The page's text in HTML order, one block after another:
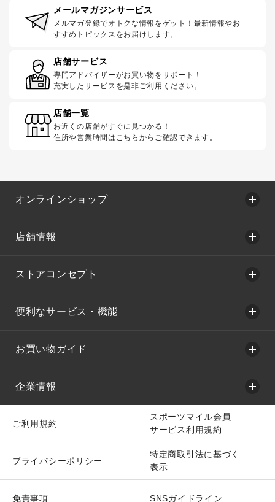
メールマガジンサービス
メルマガ登録でオトクな情報をゲット！最新情報やお
すすめトピックスをお届けします。
店舗サービス
専門アドバイザーがお買い物をサポート！
充実したサービスを是非ご利用ください。
店舗一覧
お近くの店舗がすぐに見つかる！
住所や営業時間はこちらからご確認できます。
オンラインショップ
店舗情報
ストアコンセプト
便利なサービス・機能
お買い物ガイド
企業情報
ご利用規約
スポーツマイル会員
サービス利用規約
プライバシーポリシー
特定商取引法に基づく
表示
免責事項 SNSガイドライン